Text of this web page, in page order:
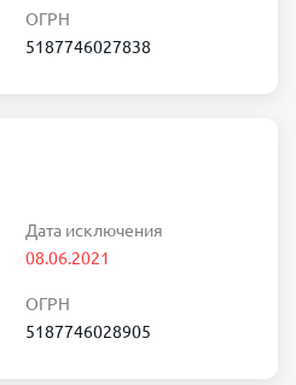
ОГРН
5187746027838
Дата исключения
08.06.2021
ОГРН
5187746028905